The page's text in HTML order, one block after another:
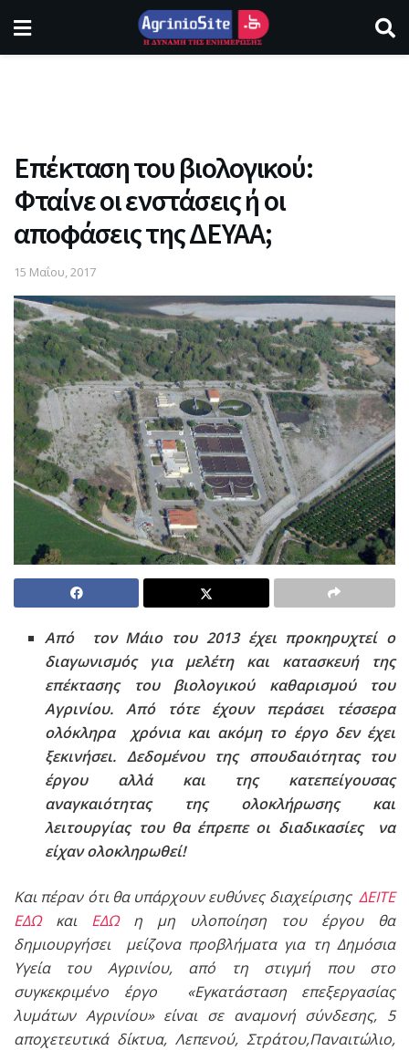
Eπέκταση του βιολογικού:
Φταίνε οι ενστάσεις ή οι
αποφάσεις της ΔΕΥΑΑ;
15 Μαΐου, 2017
Από τον Μάιο του 2013 έχει προκηρυχτεί ο
διαγωνισμός για μελέτη και κατασκευή της
επέκτασης του βιολογικού καθαρισμού του
Αγρινίου. Από τότε έχουν περάσει τέσσερα
ολόκληρα χρόνια και ακόμη το έργο δεν έχει
ξεκινήσει. Δεδομένου της σπουδαιότητας του
έργου αλλά και της κατεπείγουσας
αναγκαιότητας της ολοκλήρωσης και
λειτουργίας του θα έπρεπε οι διαδικασίες να
είχαν ολοκληρωθεί!
Και πέραν ότι θα υπάρχουν ευθύνες διαχείρισης ΔΕΙΤΕ
ΕΔΩ και ΕΔΩ η μη υλοποίηση του έργου θα
δημιουργήσει μείζονα προβλήματα για τη Δημόσια
Υγεία του Αγρινίου, από τη στιγμή που στο
συγκεκριμένο έργο «Εγκατάσταση επεξεργασίας
λυμάτων Αγρινίου» είναι σε αναμονή σύνδεσης, 5
αποχετευτικά δίκτυα, Λεπενού, Στράτου,Παναιτώλιο,